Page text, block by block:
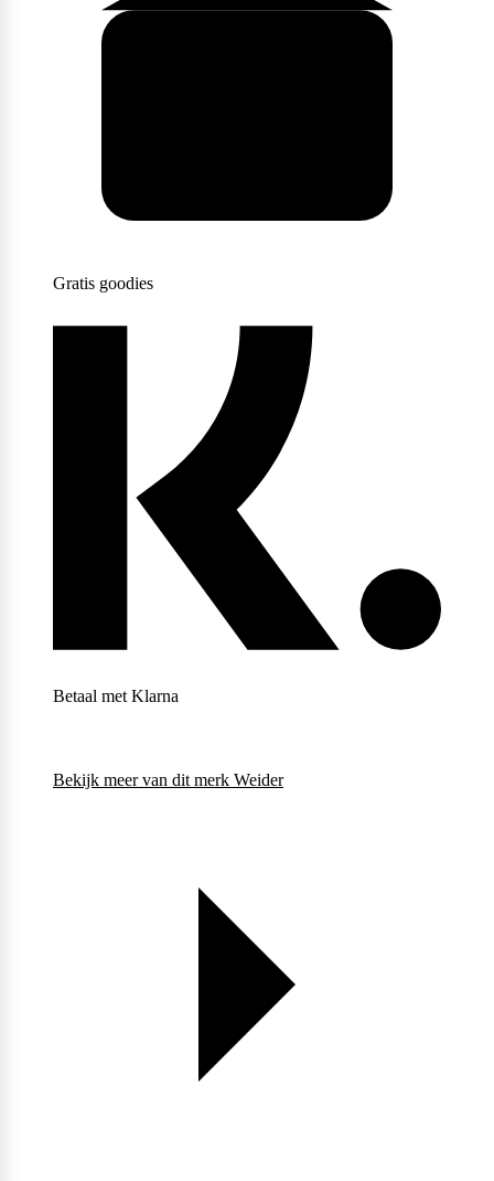
Supplement Needs
Trained By JP
Weider
Gratis goodies
Betaal met Klarna
Bekijk meer van dit merk Weider